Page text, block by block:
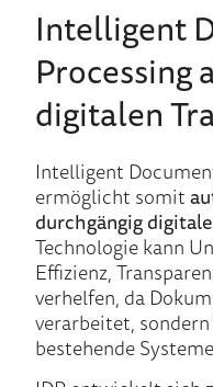
Intelligent
Processing
digitalen
Intelligent
ermöglicht somit
durchgängig
Technologie kann
Effizienz,
verhelfen, da
verarbeitet,
bestehende